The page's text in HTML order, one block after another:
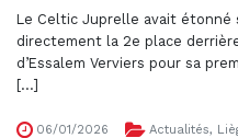
Le Celtic Juprelle avait étonné
directement la 2e place
d’Essalem Verviers pour sa
[...]
06/01/2026 Actualités,